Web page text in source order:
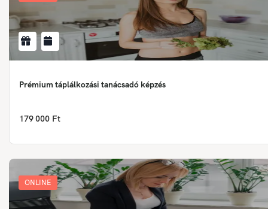
Prémium táplálkozási tanácsadó képzés
179 000 Ft
ONLINE